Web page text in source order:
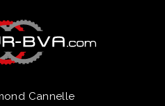
Cannelle